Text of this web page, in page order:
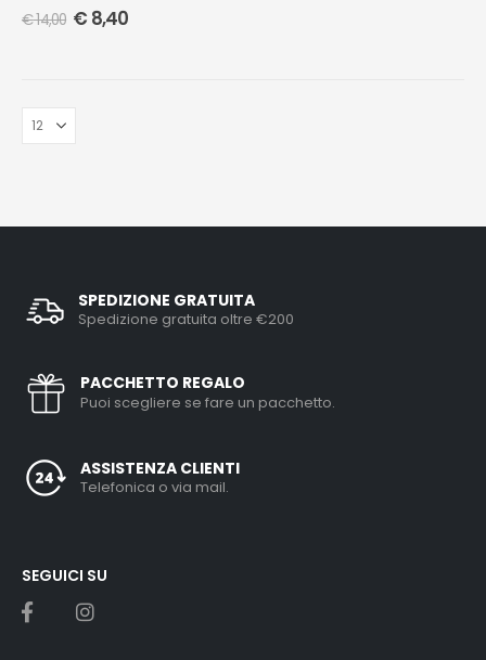
€14,00 € 8,40
SPEDIZIONE GRATUITA
Spedizione gratuita oltre €200
PACCHETTO REGALO
Puoi scegliere se fare un pacchetto.
ASSISTENZA CLIENTI
Telefonica o via mail.
SEGUICI SU